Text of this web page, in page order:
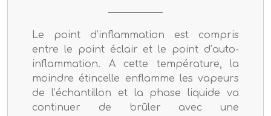
Le point d’inflammation est compris
entre le point éclair et le point d’auto-
inflammation. A cette température, la
moindre étincelle enflamme les vapeurs
de l’échantillon et la phase liquide va
continuer de brûler avec une